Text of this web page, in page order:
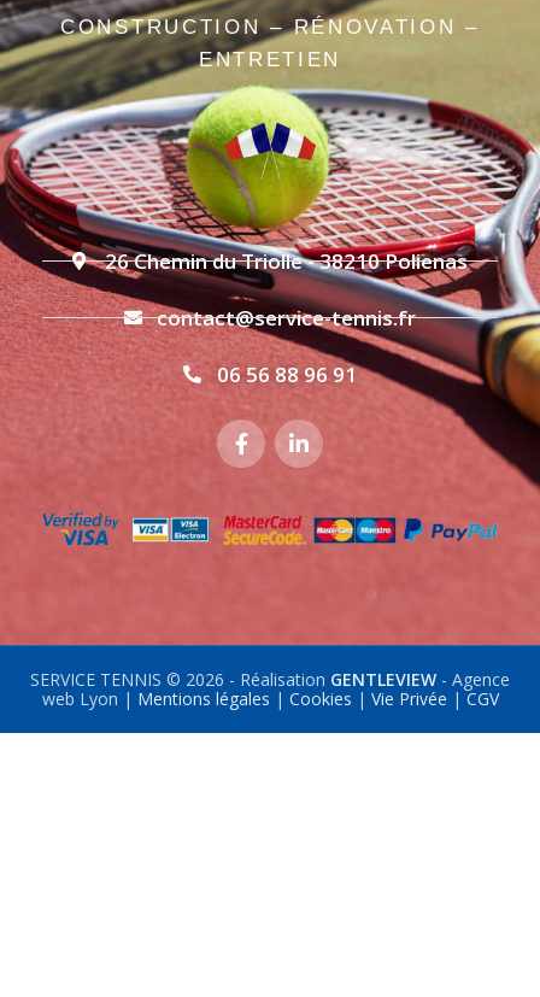
CONSTRUCTION – RÉNOVATION –
ENTRETIEN
26 Chemin du Triolle - 38210 Polienas
contact@service-tennis.fr
06 56 88 96 91
SERVICE TENNIS © 2026 - Réalisation GENTLEVIEW - Agence
web Lyon | Mentions légales | Cookies | Vie Privée |CGV